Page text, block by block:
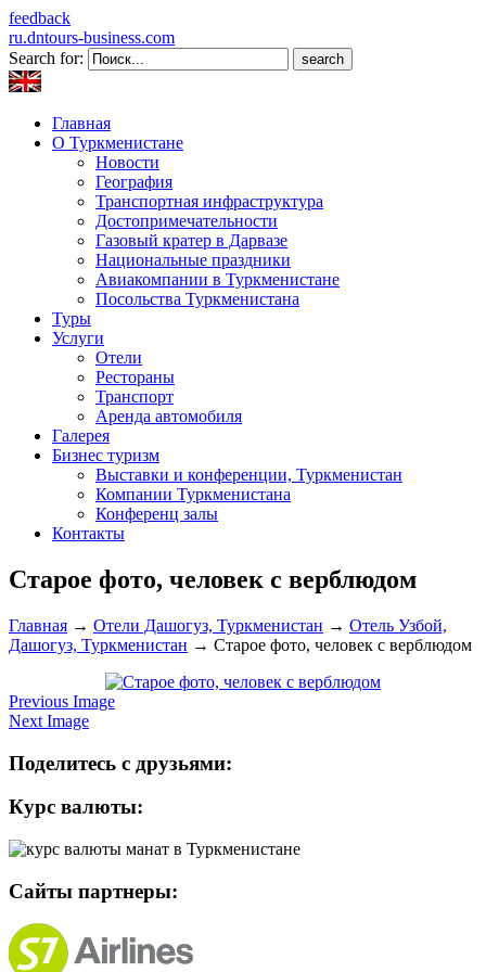
feedback
ru.dntours-business.com
Search for:
Главная
О Туркменистане
Новости
География
Транспортная инфраструктура
Достопримечательности
Газовый кратер в Дарвазе
Национальные праздники
Авиакомпании в Туркменистане
Посольства Туркменистана
Туры
Услуги
Отели
Рестораны
Транспорт
Аренда автомобиля
Галерея
Бизнес туризм
Выставки и конференции, Туркменистан
Компании Туркменистана
Конференц залы
Контакты
Старое фото, человек с верблюдом
Главная → Отели Дашогуз, Туркменистан → Отель Узбой,
Дашогуз, Туркменистан → Старое фото, человек с верблюдом
Previous Image
Next Image
Поделитесь с друзьями:
Курс валюты:
Сайты партнеры: